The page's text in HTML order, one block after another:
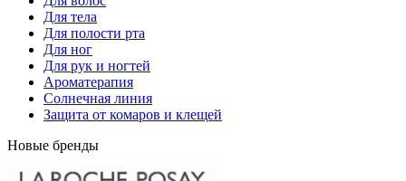
Для тела
Для полости рта
Для ног
Для рук и ногтей
Ароматерапия
Солнечная линия
Защита от комаров и клещей
Новые бренды